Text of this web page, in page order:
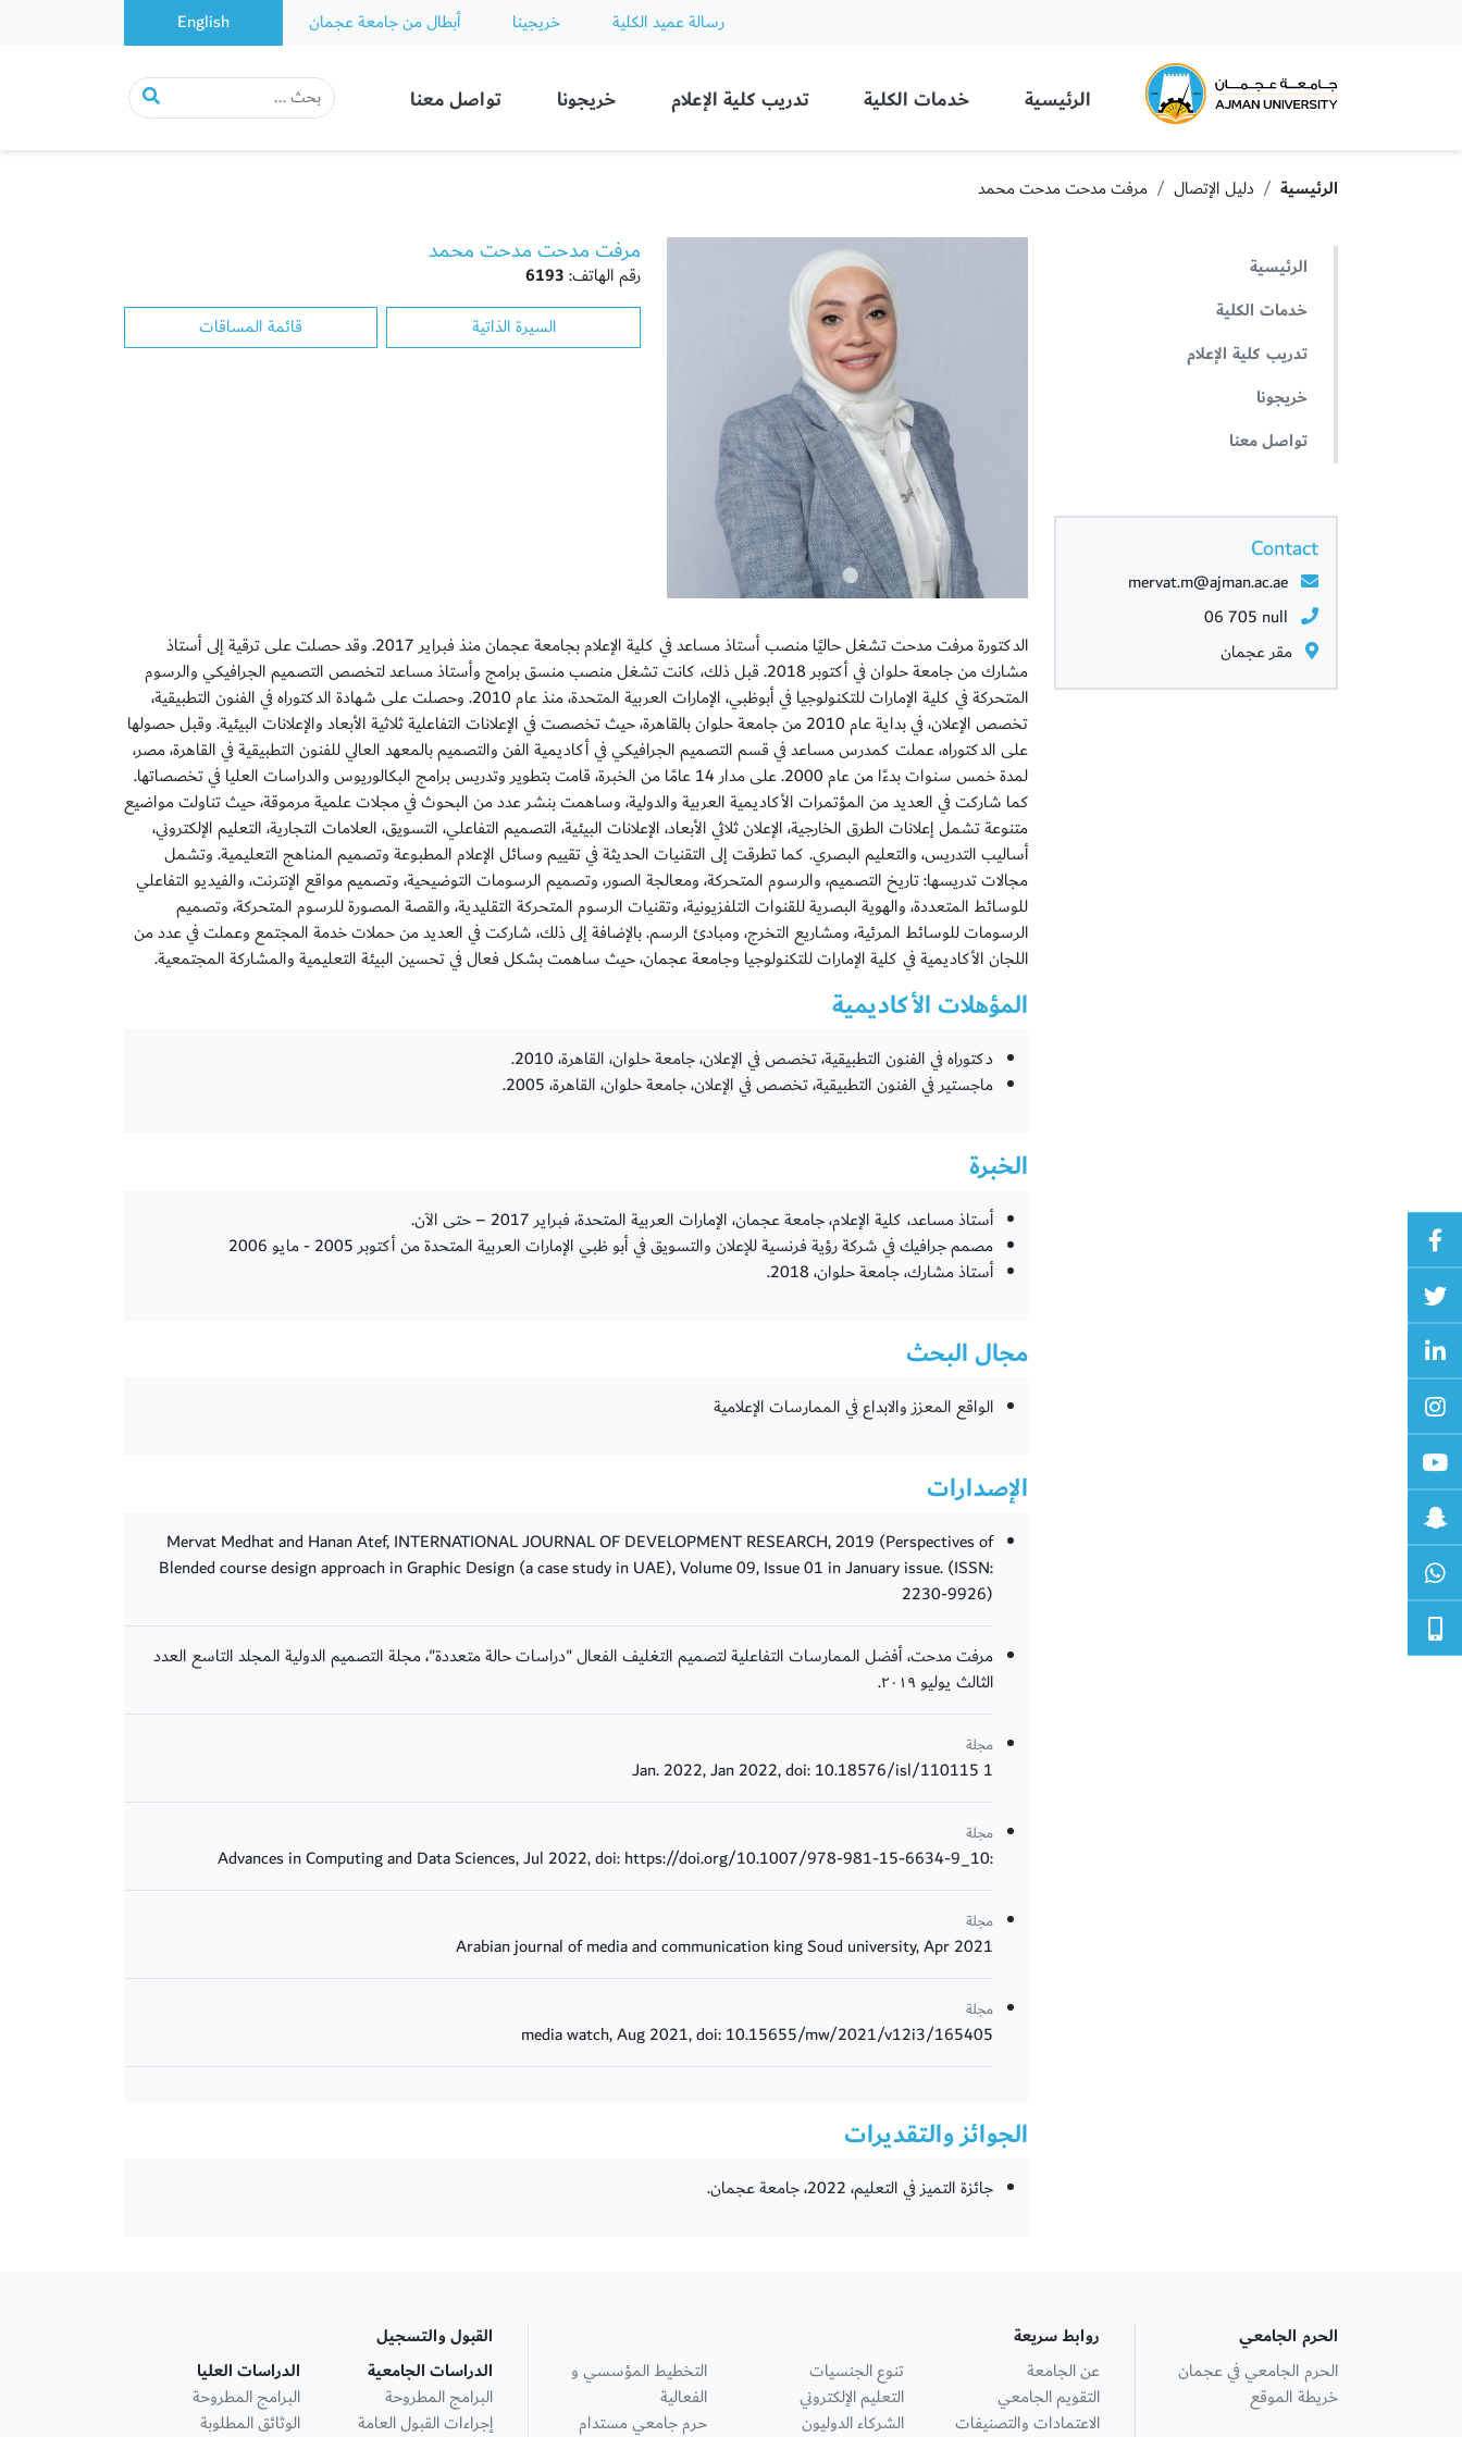
رسالة عميد الكلية خريجينا أبطال من جامعة عجمان English
Ajman University
الرئيسية خدمات الكلية تدريب كلية الإعلام خريجونا تواصل معنا
الرئيسية دليل الإتصال مرفت مدحت مدحت محمد
الرئيسية
خدمات الكلية
تدريب كلية الإعلام
خريجونا
تواصل معنا
Contact
mervat.m@ajman.ac.ae
06 705 null
مقر عجمان
مرفت مدحت مدحت محمد
رقم الهاتف:6193
السيرة الذاتية
قائمة المساقات
الدكتورة مرفت مدحت تشغل حاليًا منصب أستاذ مساعد في كلية الإعلام بجامعة عجمان منذ فبراير 2017. وقد حصلت على ترقية إلى أستاذ
مشارك من جامعة حلوان في أكتوبر 2018. قبل ذلك، كانت تشغل منصب منسق برامج وأستاذ مساعد لتخصص التصميم الجرافيكي والرسوم
المتحركة في كلية الإمارات للتكنولوجيا في أبوظبي، الإمارات العربية المتحدة، منذ عام 2010. وحصلت على شهادة الدكتوراه في الفنون التطبيقية،
تخصص الإعلان، في بداية عام 2010 من جامعة حلوان بالقاهرة، حيث تخصصت في الإعلانات التفاعلية ثلاثية الأبعاد والإعلانات البيئية. وقبل حصولها
على الدكتوراه، عملت كمدرس مساعد في قسم التصميم الجرافيكي في أكاديمية الفن والتصميم بالمعهد العالي للفنون التطبيقية في القاهرة، مصر،
لمدة خمس سنوات بدءًا من عام 2000. على مدار 14 عامًا من الخبرة، قامت بتطوير وتدريس برامج البكالوريوس والدراسات العليا في تخصصاتها.
كما شاركت في العديد من المؤتمرات الأكاديمية العربية والدولية، وساهمت بنشر عدد من البحوث في مجلات علمية مرموقة، حيث تناولت مواضيع
متنوعة تشمل إعلانات الطرق الخارجية، الإعلان ثلاثي الأبعاد، الإعلانات البيئية، التصميم التفاعلي، التسويق، العلامات التجارية، التعليم الإلكتروني،
أساليب التدريس، والتعليم البصري. كما تطرقت إلى التقنيات الحديثة في تقييم وسائل الإعلام المطبوعة وتصميم المناهج التعليمية. وتشمل
مجالات تدريسها: تاريخ التصميم، والرسوم المتحركة، ومعالجة الصور، وتصميم الرسومات التوضيحية، وتصميم مواقع الإنترنت، والفيديو التفاعلي
للوسائط المتعددة، والهوية البصرية للقنوات التلفزيونية، وتقنيات الرسوم المتحركة التقليدية، والقصة المصورة للرسوم المتحركة، وتصميم
الرسومات للوسائط المرئية، ومشاريع التخرج، ومبادئ الرسم. بالإضافة إلى ذلك، شاركت في العديد من حملات خدمة المجتمع وعملت في عدد من
اللجان الأكاديمية في كلية الإمارات للتكنولوجيا وجامعة عجمان، حيث ساهمت بشكل فعال في تحسين البيئة التعليمية والمشاركة المجتمعية.
المؤهلات الأكاديمية
دكتوراه في الفنون التطبيقية، تخصص في الإعلان، جامعة حلوان، القاهرة، 2010.
ماجستير في الفنون التطبيقية، تخصص في الإعلان، جامعة حلوان، القاهرة، 2005.
الخبرة
أستاذ مساعد، كلية الإعلام، جامعة عجمان، الإمارات العربية المتحدة، فبراير 2017 – حتى الآن.
مصمم جرافيك في شركة رؤية فرنسية للإعلان والتسويق في أبو ظبي الإمارات العربية المتحدة من أكتوبر 2005 - مايو 2006
أستاذ مشارك، جامعة حلوان، 2018.
مجال البحث
الواقع المعزز والابداع في الممارسات الإعلامية
الإصدارات
Mervat Medhat and Hanan Atef, INTERNATIONAL JOURNAL OF DEVELOPMENT RESEARCH, 2019 (Perspectives of
Blended course design approach in Graphic Design (a case study in UAE), Volume 09, Issue 01 in January issue. (ISSN:
2230-9926)
مرفت مدحت، أفضل الممارسات التفاعلية لتصميم التغليف الفعال "دراسات حالة متعددة"، مجلة التصميم الدولية المجلد التاسع العدد
الثالث يوليو ٢٠١٩.
مجلة
1 Jan. 2022, Jan 2022, doi: 10.18576/isl/110115
مجلة
:Advances in Computing and Data Sciences, Jul 2022, doi: https://doi.org/10.1007/978-981-15-6634-9_10
مجلة
Arabian journal of media and communication king Soud university, Apr 2021
مجلة
media watch, Aug 2021, doi: 10.15655/mw/2021/v12i3/165405
الجوائز والتقديرات
جائزة التميز في التعليم، 2022، جامعة عجمان.
الحرم الجامعي
الحرم الجامعي في عجمان
خريطة الموقع
روابط سريعة
عن الجامعة
التقويم الجامعي
الاعتمادات والتصنيفات
تنوع الجنسيات
التعليم الإلكتروني
الشركاء الدوليون
التخطيط المؤسسي و
الفعالية
حرم جامعي مستدام
القبول والتسجيل
الدراسات الجامعية
البرامج المطروحة
إجراءات القبول العامة
الدراسات العليا
البرامج المطروحة
الوثائق المطلوبة